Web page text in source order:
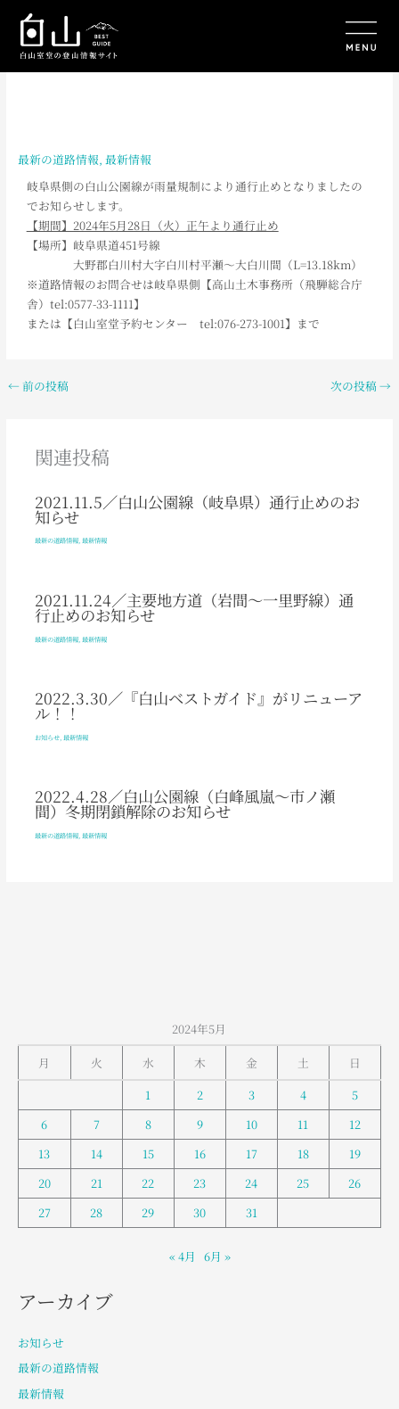
最新の道路情報, 最新情報
岐阜県側の白山公園線が雨量規制により通行止めとなりましたの
でお知らせします。
【期間】2024年5月28日（火）正午より通行止め
【場所】岐阜県道451号線
大野郡白川村大字白川村平瀬～大白川間（L=13.18km）
※道路情報のお問合せは岐阜県側【高山土木事務所（飛騨総合庁
舎）tel:0577-33-1111】
または【白山室堂予約センター tel:076-273-1001】まで
←前の投稿 次の投稿→
関連投稿
2021.11.5／白山公園線（岐阜県）通行止めのお
知らせ
最新の道路情報, 最新情報
2021.11.24／主要地方道（岩間～一里野線）通
行止めのお知らせ
最新の道路情報, 最新情報
2022.3.30／『白山ベストガイド』がリニューア
ル！！
お知らせ, 最新情報
2022.4.28／白山公園線（白峰風嵐～市ノ瀬
間）冬期閉鎖解除のお知らせ
最新の道路情報, 最新情報
2024年5月
月
火 水 木 金 土
日
1
2 3 4
5
6
7 8 9 10 11
12
13
14 15 16 17 18
19
20
21 22 23 24 25
26
27
28 29 30 31
« 4月 6月 »
アーカイブ
お知らせ
最新の道路情報
最新情報